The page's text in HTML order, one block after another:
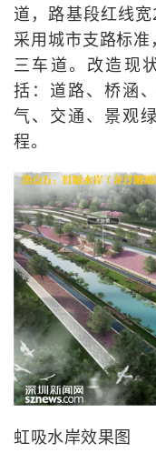
道，路基段红线
采用城市支路标
三车道。改造现
括：道路、桥涵
气、交通、景观
程。
虹吸水岸效果图